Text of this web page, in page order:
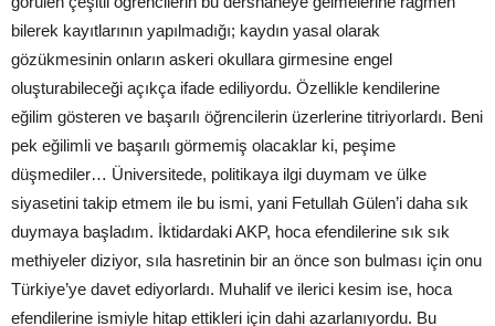
bilerek kayıtlarının yapılmadığı; kaydın yasal olarak
gözükmesinin onların askeri okullara girmesine engel
oluşturabileceği açıkça ifade ediliyordu. Özellikle kendilerine
eğilim gösteren ve başarılı öğrencilerin üzerlerine titriyorlardı. Beni
pek eğilimli ve başarılı görmemiş olacaklar ki, peşime
düşmediler… Üniversitede, politikaya ilgi duymam ve ülke
siyasetini takip etmem ile bu ismi, yani Fetullah Gülen’i daha sık
duymaya başladım. İktidardaki AKP, hoca efendilerine sık sık
methiyeler diziyor, sıla hasretinin bir an önce son bulması için onu
Türkiye’ye davet ediyorlardı. Muhalif ve ilerici kesim ise, hoca
efendilerine ismiyle hitap ettikleri için dahi azarlanıyordu. Bu